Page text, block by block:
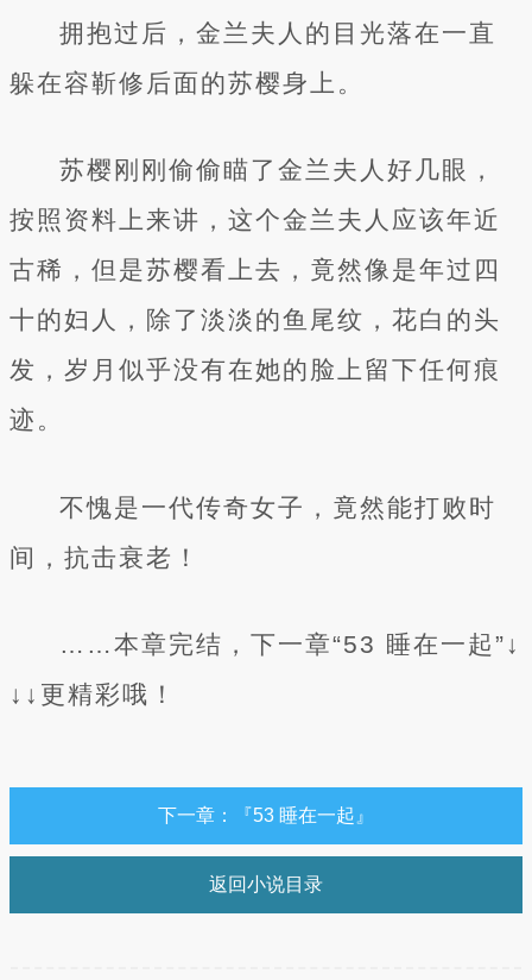
拥抱过后，金兰夫人的目光落在一直
躲在容靳修后面的苏樱身上。
苏樱刚刚偷偷瞄了金兰夫人好几眼，
按照资料上来讲，这个金兰夫人应该年近
古稀，但是苏樱看上去，竟然像是年过四
十的妇人，除了淡淡的鱼尾纹，花白的头
发，岁月似乎没有在她的脸上留下任何痕
迹。
不愧是一代传奇女子，竟然能打败时
间，抗击衰老！
……本章完结，下一章“53 睡在一起”↓
↓↓更精彩哦！
下一章：『53 睡在一起』
返回小说目录